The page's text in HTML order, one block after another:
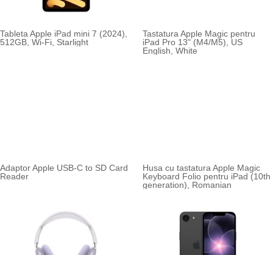
Tableta Apple iPad mini 7 (2024),
512GB, Wi-Fi, Starlight
Tastatura Apple Magic pentru
iPad Pro 13" (M4/M5), US
English, White
Adaptor Apple USB-C to SD Card
Reader
Husa cu tastatura Apple Magic
Keyboard Folio pentru iPad (10th
generation), Romanian